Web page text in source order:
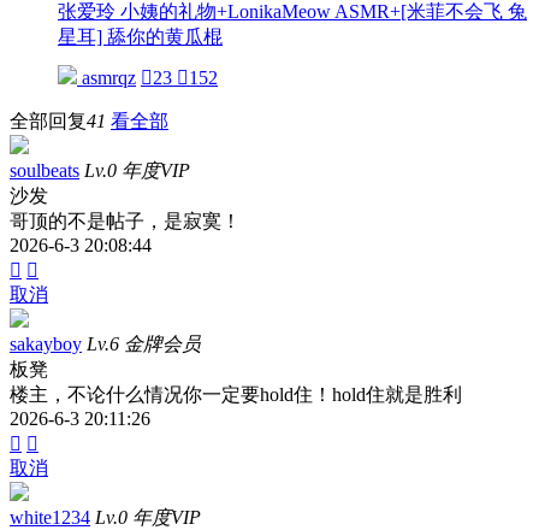
张爱玲 小姨的礼物+LonikaMeow ASMR+[米菲不会飞 兔
星耳] 舔你的黄瓜棍
asmrqz 23 152
全部回复41 看全部
soulbeats Lv.0 年度VIP
沙发
哥顶的不是帖子，是寂寞！
2026-6-3 20:08:44
 
取消
sakayboy Lv.6 金牌会员
板凳
楼主，不论什么情况你一定要hold住！hold住就是胜利
2026-6-3 20:11:26
 
取消
white1234 Lv.0 年度VIP